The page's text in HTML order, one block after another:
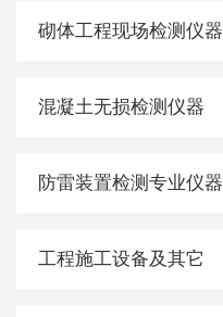
混凝土无损检测仪器
防雷装置检测专业仪器
工程施工设备及其它